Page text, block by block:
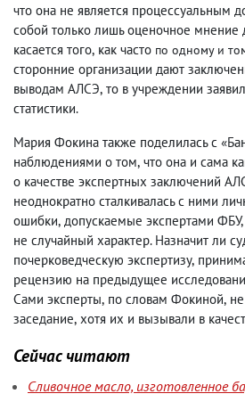
что она не является процессуальным
собой только лишь оценочное мнение
касается того, как часто по одному и
сторонние организации дают
выводам АЛСЭ, то в учреждении
статистики.
Мария Фокина также поделилась с
наблюдениями о том, что она и сама
о качестве экспертных заключений
неоднократно сталкивалась с ними
ошибки, допускаемые экспертами ФБУ,
не случайный характер. Назначит ли
почерковедческую экспертизу,
рецензию на предыдущее
Сами эксперты, по словам Фокиной,
заседание, хотя их и вызывали в
Сейчас читают
Сливочное масло, изготовленное